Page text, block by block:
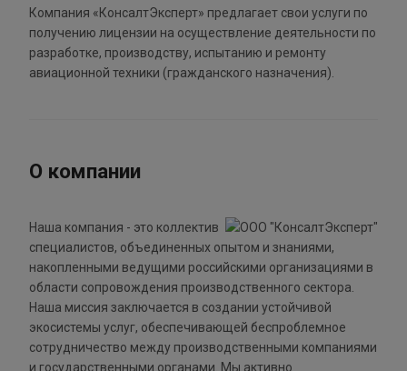
Компания «КонсалтЭксперт» предлагает свои услуги по
получению лицензии на осуществление деятельности по
разработке, производству, испытанию и ремонту
авиационной техники (гражданского назначения).
О компании
Наша компания - это коллектив
специалистов, объединенных опытом и знаниями,
накопленными ведущими российскими организациями в
области сопровождения производственного сектора.
Наша миссия заключается в создании устойчивой
экосистемы услуг, обеспечивающей беспроблемное
сотрудничество между производственными компаниями
и государственными органами. Мы активно